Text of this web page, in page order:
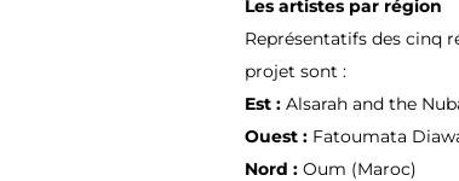
Les artistes par région
Représentatifs des cinq
projet sont :
Est : Alsarah and the
Ouest : Fatoumata
Nord : Oum (Maroc)